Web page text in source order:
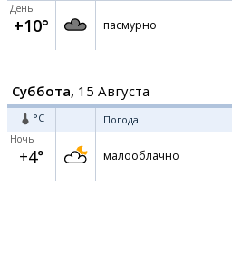
День
+10° пасмурно
Суббота, 15 Августа
°C Погода
Ночь
+4° малооблачно